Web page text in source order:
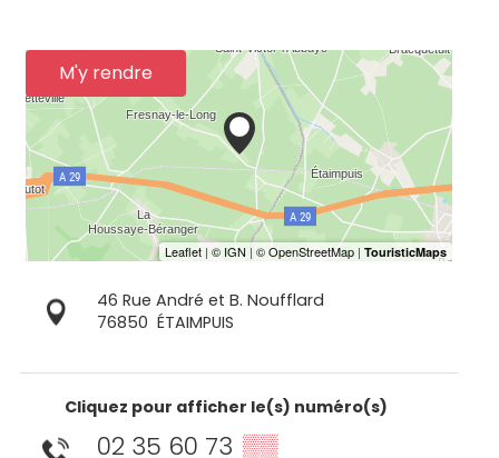
M'y rendre
46 Rue André et B. Noufflard
76850 ÉTAIMPUIS
Cliquez pour afficher le(s) numéro(s)
02 35 60 73 ▒▒